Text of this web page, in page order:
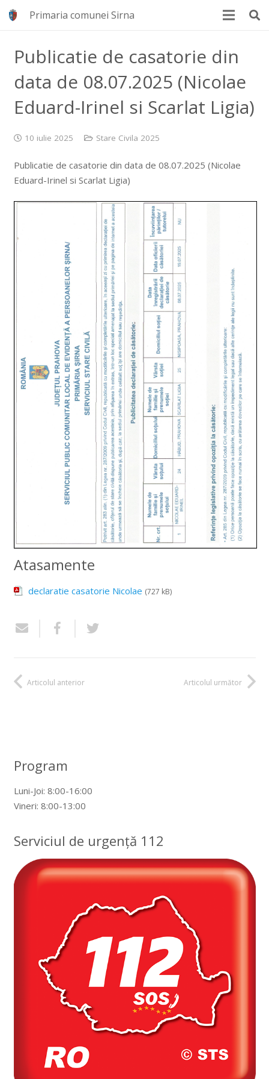
Primaria comunei Sirna
Publicatie de casatorie din
data de 08.07.2025 (Nicolae
Eduard-Irinel si Scarlat Ligia)
10 iulie 2025 Stare Civila 2025
Publicatie de casatorie din data de 08.07.2025 (Nicolae
Eduard-Irinel si Scarlat Ligia)
Atasamente
declaratie casatorie Nicolae (727 kB)
Articolul anterior Articolul următor
Program
Luni-Joi: 8:00-16:00
Vineri: 8:00-13:00
Serviciul de urgență 112